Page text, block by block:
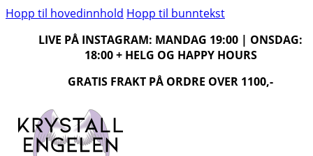
Hopp til hovedinnhold Hopp til bunntekst
LIVE PÅ INSTAGRAM: MANDAG 19:00 | ONSDAG:
18:00 + HELG OG HAPPY HOURS
GRATIS FRAKT PÅ ORDRE OVER 1100,-